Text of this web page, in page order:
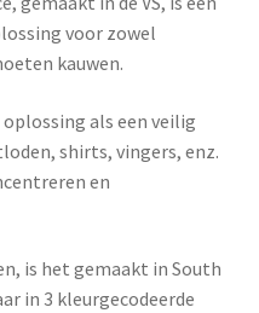
voor zowel
kauwen.
als een veilig
shirts, vingers, enz.
en
is het gemaakt in South
in 3 kleurgecodeerde